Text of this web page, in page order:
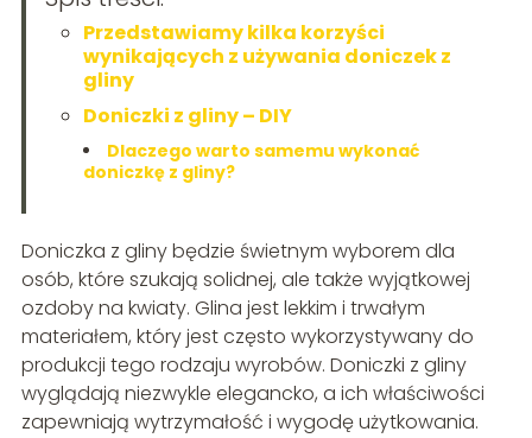
Przedstawiamy kilka korzyści
wynikających z używania doniczek z
gliny
Doniczki z gliny – DIY
Dlaczego warto samemu wykonać
doniczkę z gliny?
Doniczka z gliny będzie świetnym wyborem dla
osób, które szukają solidnej, ale także wyjątkowej
ozdoby na kwiaty. Glina jest lekkim i trwałym
materiałem, który jest często wykorzystywany do
produkcji tego rodzaju wyrobów. Doniczki z gliny
wyglądają niezwykle elegancko, a ich właściwości
zapewniają wytrzymałość i wygodę użytkowania.